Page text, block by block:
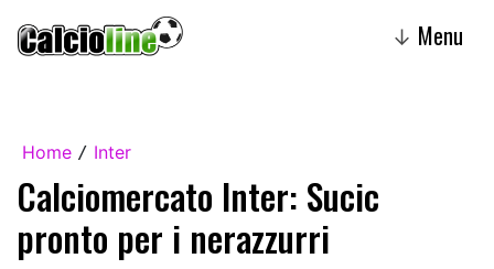
↓ Menu
Home / Inter
Calciomercato Inter: Sucic
pronto per i nerazzurri